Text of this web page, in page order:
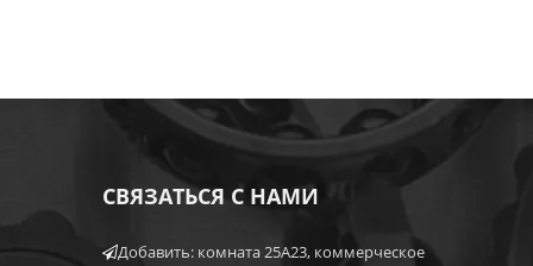
СВЯЗАТЬСЯ С НАМИ
Добавить: комната 25A23, коммерческое